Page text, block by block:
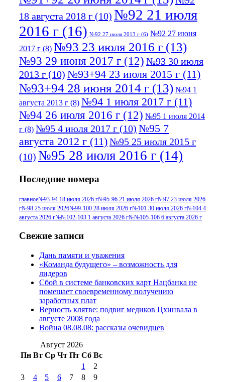
18 августа 2018 г (10) №92 21 июля
2016 г (16) №92 27 июля 2013 г (6) №92 27 июня
2017 г (8) №93 23 июля 2016 г (13)
№93 29 июня 2017 г (12) №93 30 июля
2013 г (10) №93+94 23 июля 2015 г (11)
№93+94 28 июня 2014 г (13) №94 1
августа 2013 г (8) №94 1 июля 2017 г (11)
№94 26 июля 2016 г (12) №95 1 июля 2014
г (8) №95 4 июля 2017 г (10) №95 7
августа 2012 г (11)№95 25 июля 2015 г
(10) №95 28 июля 2016 г (14)
июля 2017 г(11)№96 9 августа 2012
г(13) №96 28 июля 2015 г(9) №96+97 3
июля 2014 г(10)№96+97 30 июля
июля 2017 г
2012 г(15)№97 30 июля 2015 г
(15)№98 1 августа 2015 г
августа 2016 г(10)№98 5 июля 2014 г(10)
№98 8 августа 2013 г
августа 2012 г(14)
2017 г(9)
№99 4 августа
2016 г(12) №99 8 июля 2014 г
августа 2012 г(11)
августа 2013 г
(12)
Последние номера
главное№93-94 18 июля 2026 г№95-96 21 июля 2026 г№97 23 июля 2026
г№98 25 июля 2026№99-100 28 июля 2026 г№101 30 июля 2026 г№104 4
августа 2026 г№№102-103 1 августа 2026 г№№105-106 6 августа 2026 г
Свежие записи
Дань памяти и уважения
«Команда будущего» – возможность для
лидеров
Сбой в системе банковских карт Нацбанка не
помешает своевременному получению
заработных плат
Верность клятве: подвиг медиков Цхинвала в
августе 2008 года
Война 08.08.08: рассказы очевидцев
Август 2026
Пн Вт Ср Чт Пт Сб Вс
1
2
3
4 5 6 7 8
9